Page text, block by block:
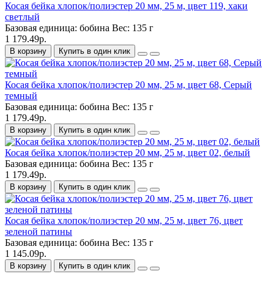
Косая бейка хлопок/полиэстер 20 мм, 25 м, цвет 119, хаки
светлый
Базовая единица: бобина Вес: 135 г
1 179.49р.
В корзину Купить в один клик
Косая бейка хлопок/полиэстер 20 мм, 25 м, цвет 68, Серый
темный
Базовая единица: бобина Вес: 135 г
1 179.49р.
В корзину Купить в один клик
Косая бейка хлопок/полиэстер 20 мм, 25 м, цвет 02, белый
Базовая единица: бобина Вес: 135 г
1 179.49р.
В корзину Купить в один клик
Косая бейка хлопок/полиэстер 20 мм, 25 м, цвет 76, цвет
зеленой патины
Базовая единица: бобина Вес: 135 г
1 145.09р.
В корзину Купить в один клик